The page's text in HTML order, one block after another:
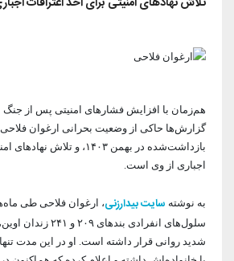
معرفی حزب
مرامنامه
اساسنامه
منشور اخلاقی
شبکه های اجتماعی حزب
شعب و نمایندگان
بیانیه‌ها
راپورتلار
ویدئو‌ها
اخبار
اخبار روز
اخبار حزب
عضویت در حزب
آرشیو بیرلیک
تماس با ما
هم‌زمان با افزایش فشارهای امنیتی پس از جنگ
گزارش‌ها حاکی از وضعیت بحرانی ارغوان
بازداشت‌شده در بهمن ۱۴۰۳، و
اجباری از وی است.
به نوشته سایت بیدارزنی، ارغوان فلاحی طی
سلول‌های انفرادی
شدید روانی قرار داشته است. او در این مدت